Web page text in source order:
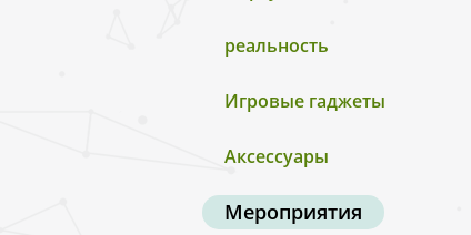
реальность
Игровые гаджеты
Аксессуары
Мероприятия